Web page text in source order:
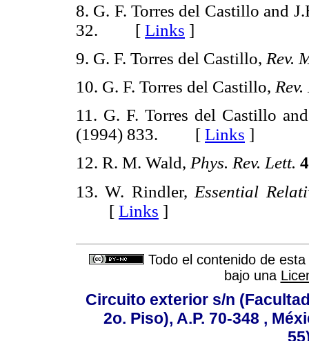
8. G. F. Torres del Castillo and
32. [ Links ]
9. G. F. Torres del Castillo, Rev.
10. G. F. Torres del Castillo,
11. G. F. Torres del Castillo
(1994) 833. [ Links ]
12. R. M. Wald, Phys. Rev. Lett.
13. W. Rindler, Essential
[ Links ]
Todo el contenido de
bajo una
Circuito exterior s/n
2o. Piso), A.P. 70-348 ,